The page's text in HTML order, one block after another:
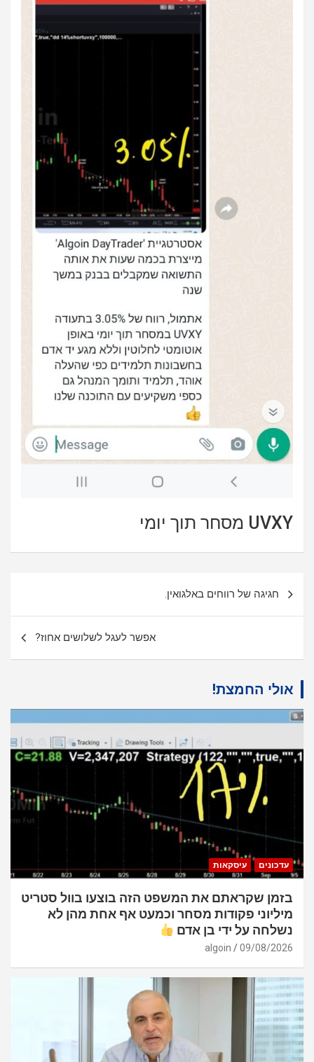
UVXY מסחר תוך יומי
חגיגה של רווחים באלגואין.
אפשר לעגל לשלושים אחוז?
אולי החמצת!
עדכונים עיסקאות
בזמן שקראתם את המשפט הזה בוצעו בוול סטריט
מיליוני פקודות מסחר וכמעט אף אחת מהן לא
נשלחה על ידי בן אדם
09/08/2026
algoin